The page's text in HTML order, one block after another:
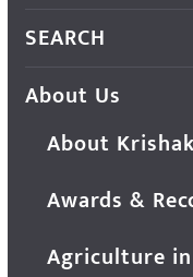
SEARCH
About Us
About
Awards &
Agriculture